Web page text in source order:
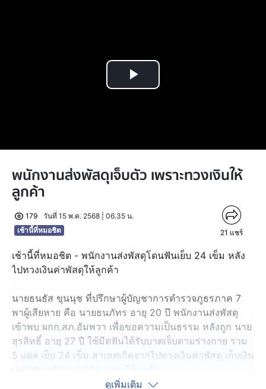
Play
พนักงานส่งพัสดุเจ็บตัว เพราะทวงเงินให้
ลูกค้า
179
วันที่ 15 พ.ค. 2568 | 06.35 น.
เช้านี้ที่หมอชิต
21 แชร์
เช้านี้ที่หมอชิต - พนักงานส่งพัสดุโดนฟันเย็บ 24 เข็ม หลัง
ไปทวงเงินค่าพัสดุให้ลูกค้า
นายธนธัส ขุนนุช ที่ปรึกษาผู้บัญชาการตำรวจภูธรภาค 7
พาผู้เสียหาย คือ นายธนภัทร อายุ 20 ปี พนักงานส่งพัสดุ
เข้าพบ ผกก.สภ.อัมพวา เพื่อขอความเป็นธรรม หลังถูก นาย
สุรสิทธิ์ อายุ 27 ปี ใช้มีดฟันได้รับบาดเจ็บตามร่างกาย รวม
5 แผล เย็บ 24 เข็ม สาเหตุเกิดจากไปทวงเงินค่าพัสดุ เก็บเงิน
ดูเพิ่มเติม